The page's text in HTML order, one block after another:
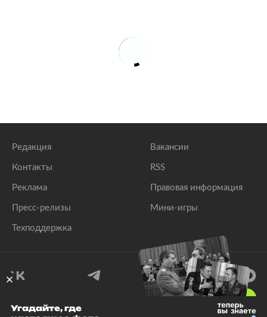
Редакция
Контакты
Реклама
Пресс-релизы
Техподдержка
Вакансии
RSS
Правовая информация
Мини-игры
Угадайте, где